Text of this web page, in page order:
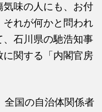
味の人にも、お付
それが何かと問われ
石川県の馳浩知事
関する「内閣官房
全国の自治体関係者